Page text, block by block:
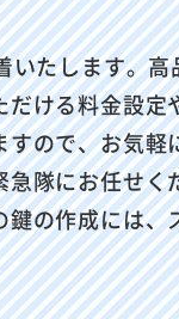
いたします。
ける料金設
ので、お気
隊にお任せ
の作成には